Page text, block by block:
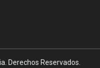
Derechos Reservados.